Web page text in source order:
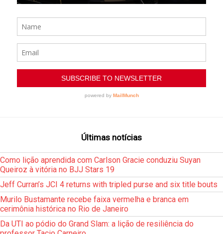
Últimas notícias
Como lição aprendida com Carlson Gracie conduziu Suyan
Queiroz à vitória no BJJ Stars 19
Jeff Curran’s JCI 4 returns with tripled purse and six title bouts
Murilo Bustamante recebe faixa vermelha e branca em
cerimônia histórica no Rio de Janeiro
Da UTI ao pódio do Grand Slam: a lição de resiliência do